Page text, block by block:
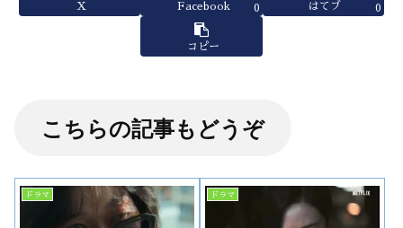
X Facebook 0 はてブ 0
コピー
こちらの記事もどうぞ
ドラマ ドラマ